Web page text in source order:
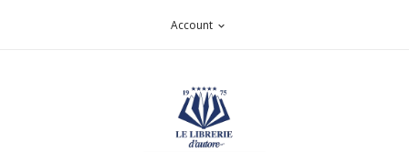
Account expand_more